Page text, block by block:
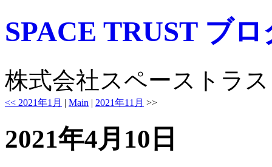
SPACE TRUST ブロ
株式会社スペーストラ
<< 2021年1月 | Main | 2021年11月 >>
2021年4月10日